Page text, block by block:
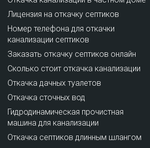
Лицензия на откачку септиков
Номер телефона для откачки
канализации септиков
Заказать откачку септиков онлайн
Сколько стоит откачка канализации
Откачка дачных туалетов
Откачка сточных вод
Гидродинамическая прочистная
машина для канализации
Откачка септиков длинным шлангом